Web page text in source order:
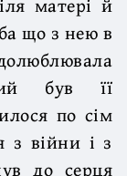
що з нею в
був її
по сім
з війни і з
до серця